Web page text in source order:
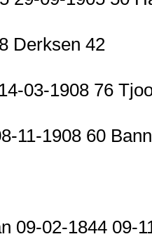
Derksen 42
03-1908 76
11-1908 60
09-02-1844 09-